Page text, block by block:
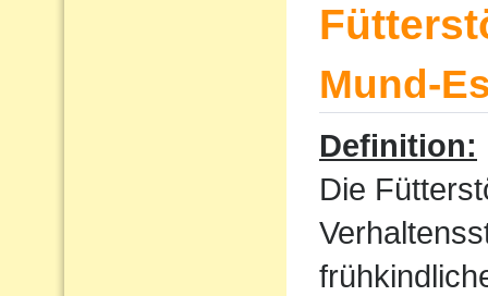
Mund-
Definition:
Die